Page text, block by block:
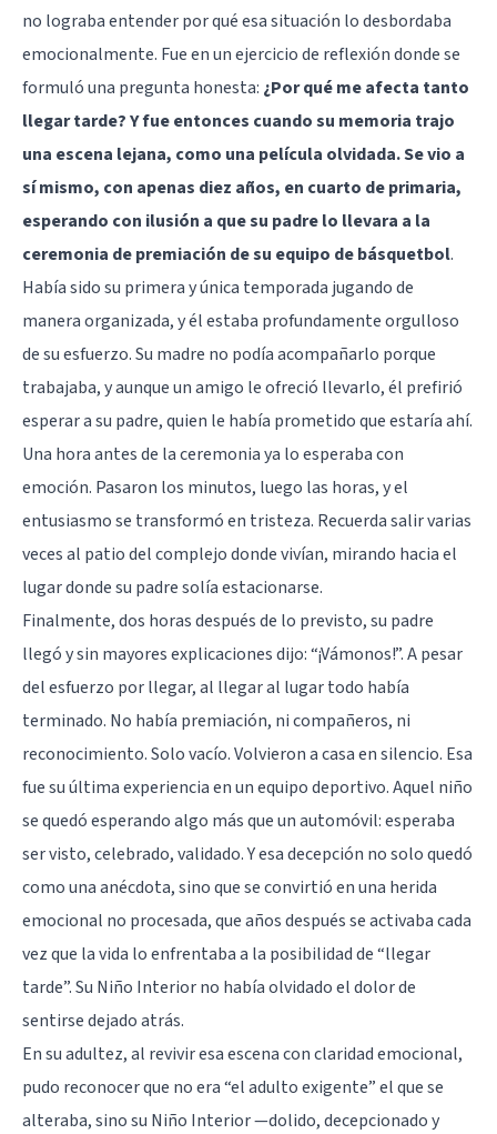
no lograba entender por qué esa situación lo desbordaba
emocionalmente. Fue en un ejercicio de reflexión donde se
formuló una pregunta honesta: ¿Por qué me afecta tanto
llegar tarde? Y fue entonces cuando su memoria trajo
una escena lejana, como una película olvidada. Se vio a
sí mismo, con apenas diez años, en cuarto de primaria,
esperando con ilusión a que su padre lo llevara a la
ceremonia de premiación de su equipo de básquetbol.
Había sido su primera y única temporada jugando de
manera organizada, y él estaba profundamente orgulloso
de su esfuerzo. Su madre no podía acompañarlo porque
trabajaba, y aunque un amigo le ofreció llevarlo, él prefirió
esperar a su padre, quien le había prometido que estaría ahí.
Una hora antes de la ceremonia ya lo esperaba con
emoción. Pasaron los minutos, luego las horas, y el
entusiasmo se transformó en tristeza. Recuerda salir varias
veces al patio del complejo donde vivían, mirando hacia el
lugar donde su padre solía estacionarse.
Finalmente, dos horas después de lo previsto, su padre
llegó y sin mayores explicaciones dijo: “¡Vámonos!”. A pesar
del esfuerzo por llegar, al llegar al lugar todo había
terminado. No había premiación, ni compañeros, ni
reconocimiento. Solo vacío. Volvieron a casa en silencio. Esa
fue su última experiencia en un equipo deportivo. Aquel niño
se quedó esperando algo más que un automóvil: esperaba
ser visto, celebrado, validado. Y esa decepción no solo quedó
como una anécdota, sino que se convirtió en una herida
emocional no procesada, que años después se activaba cada
vez que la vida lo enfrentaba a la posibilidad de “llegar
tarde”. Su Niño Interior no había olvidado el dolor de
sentirse dejado atrás.
En su adultez, al revivir esa escena con claridad emocional,
pudo reconocer que no era “el adulto exigente” el que se
alteraba, sino su Niño Interior —dolido, decepcionado y